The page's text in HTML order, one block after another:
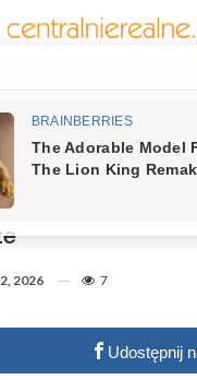
Spadła Na
Odpowiada
2026 7
Udostępnij